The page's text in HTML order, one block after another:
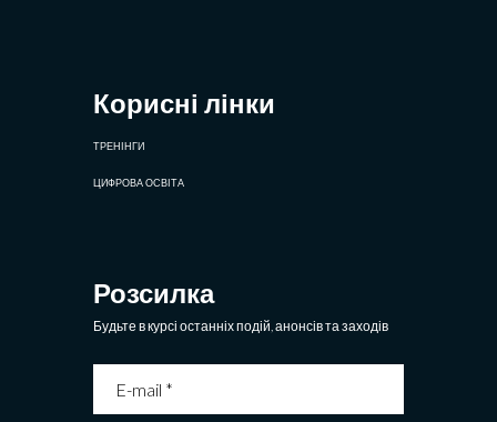
Корисні лінки
ТРЕНІНГИ
ЦИФРОВА ОСВІТА
Розсилка
Будьте в курсі останніх подій, анонсів та заходів